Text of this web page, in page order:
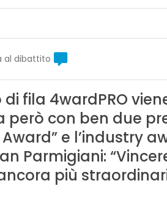
al dibattito
fila 4wardPRO
con ben due
e l’industry
Parmigiani:
più